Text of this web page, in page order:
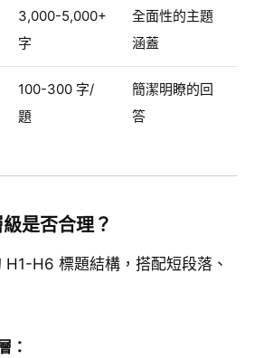
3,000-5,000+
字
全面性的主題
涵蓋
100-300 字/
題
簡潔明瞭的回
答
是否合理？
H1-H6 標題結構，搭配短段落、
：